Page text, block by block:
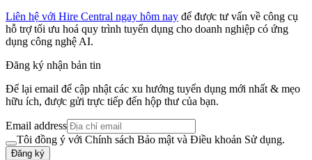
Liên hệ với Hire Central ngay hôm nay để được tư vấn về công cụ
hỗ trợ tối ưu hoá quy trình tuyển dụng cho doanh nghiệp có ứng
dụng công nghệ AI.
Đăng ký nhận bản tin
Để lại email để cập nhật các xu hướng tuyển dụng mới nhất & mẹo
hữu ích, được gửi trực tiếp đến hộp thư của bạn.
Email address
Tôi đồng ý với Chính sách Bảo mật và Điều khoản Sử dụng.
Đăng ký